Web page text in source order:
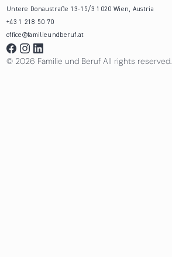
Untere Donaustraße 13-15/3 1020 Wien, Austria
+43 1 218 50 70
office@familieundberuf.at
© 2026 Familie und Beruf All rights reserved.